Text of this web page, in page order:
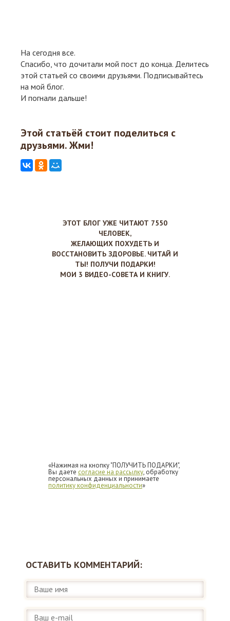
На сегодня все.
Спасибо, что дочитали мой пост до конца. Делитесь
этой статьей со своими друзьями. Подписывайтесь
на мой блог.
И погнали дальше!
Этой статьёй стоит поделиться с
друзьями. Жми!
ЭТОТ БЛОГ УЖЕ ЧИТАЮТ 7550
ЧЕЛОВЕК,
ЖЕЛАЮЩИХ ПОХУДЕТЬ И
ВОССТАНОВИТЬ ЗДОРОВЬЕ. ЧИТАЙ И
ТЫ! ПОЛУЧИ ПОДАРКИ!
МОИ 3 ВИДЕО-СОВЕТА И КНИГУ.
«Нажимая на кнопку "ПОЛУЧИТЬ ПОДАРКИ",
Вы даете согласие на рассылку, обработку
персональных данных и принимаете
политику конфиденциальности»
ОСТАВИТЬ КОММЕНТАРИЙ: